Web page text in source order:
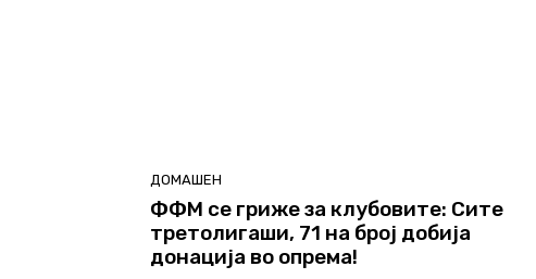
ДОМАШЕН
ФФМ се гриже за клубовите: Сите
третолигаши, 71 на број добија
донација во опрема!